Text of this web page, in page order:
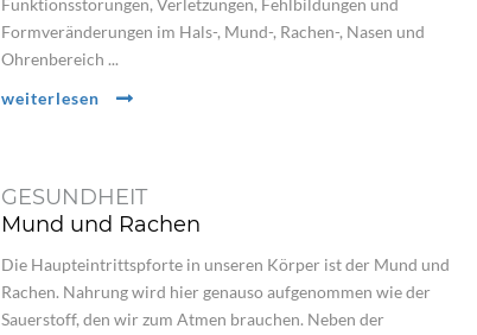
Funktionsstörungen, Verletzungen, Fehlbildungen und
Formveränderungen im Hals-, Mund-, Rachen-, Nasen und
Ohrenbereich ...
weiterlesen
GESUNDHEIT
Mund und Rachen
Die Haupteintrittspforte in unseren Körper ist der Mund und
Rachen. Nahrung wird hier genauso aufgenommen wie der
Sauerstoff, den wir zum Atmen brauchen. Neben der